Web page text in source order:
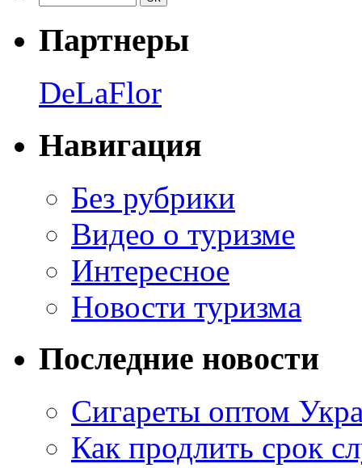
Партнеры
DeLaFlor
Навигация
Без рубрики
Видео о туризме
Интересное
Новости туризма
Последние новости
Сигареты оптом
Как продлить срок